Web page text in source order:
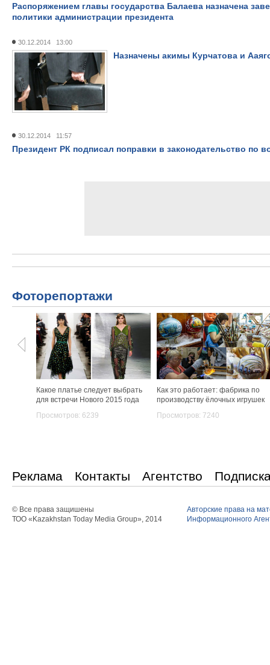
Распоряжением главы государства Балаева назначена
политики администрации президента
30.12.2014 13:00
Назначены акимы Курчатова и
30.12.2014 11:57
Президент РК подписал поправки в законодательство
Фоторепортажи
Какое платье следует выбрать
для встречи Нового 2015 года
Просмотров: 6239
Как это работает: фабрика по
производству ёлочных игрушек
Просмотров: 7240
Реклама Контакты Агентство
© Все права защишены
ТОО «Kazakhstan Today Media Group», 2014
Авторские права на
Информационного